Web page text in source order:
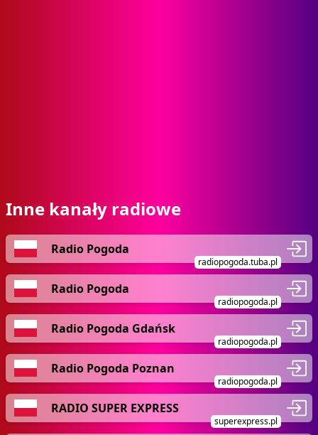
Inne kanały radiowe
Radio Pogoda
radiopogoda.tuba.pl
Radio Pogoda
radiopogoda.pl
Radio Pogoda Gdańsk
radiopogoda.pl
Radio Pogoda Poznan
radiopogoda.pl
RADIO SUPER EXPRESS
superexpress.pl